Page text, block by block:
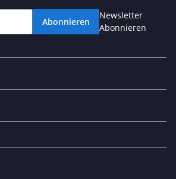
Abonnieren
Newsletter
Abonnieren